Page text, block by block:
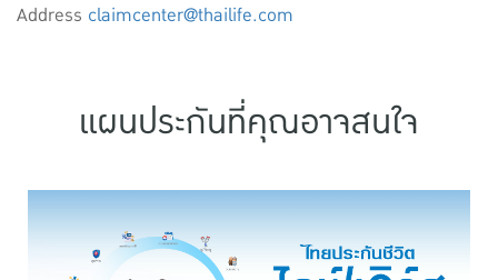
Address claimcenter@thailife.com
แผนประกันที่คุณอาจสนใจ